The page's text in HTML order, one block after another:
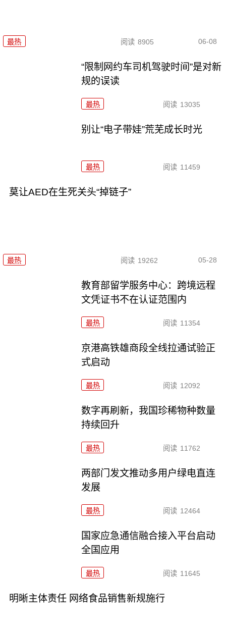
最热 阅读 8905 06-08
“限制网约车司机驾驶时间”是对新
规的误读
最热 阅读 13035
别让“电子带娃”荒芜成长时光
最热 阅读 11459
莫让AED在生死关头“掉链子”
最热 阅读 19262 05-28
教育部留学服务中心：跨境远程
文凭证书不在认证范围内
最热 阅读 11354
京港高铁雄商段全线拉通试验正
式启动
最热 阅读 12092
数字再刷新，我国珍稀物种数量
持续回升
最热 阅读 11762
两部门发文推动多用户绿电直连
发展
最热 阅读 12464
国家应急通信融合接入平台启动
全国应用
最热 阅读 11645
明晰主体责任 网络食品销售新规施行